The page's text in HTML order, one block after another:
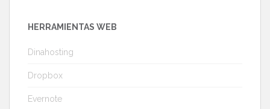
HERRAMIENTAS WEB
Dinahosting
Dropbox
Evernote